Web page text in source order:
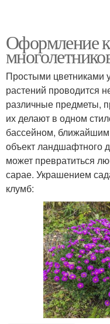
Оформление
Простыми цветниками
растений проводится
различные предметы,
их делают в одном
бассейном,
объект ландшафтного
может превратиться
сарае. Украшением
клумб: